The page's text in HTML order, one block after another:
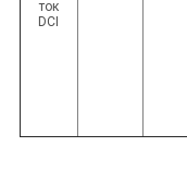
ток
DCI